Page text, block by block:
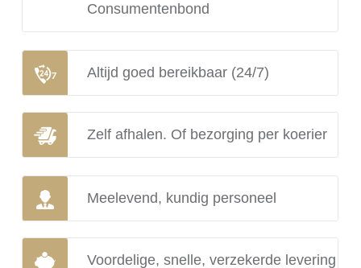
Consumentenbond
Altijd goed bereikbaar (24/7)
Zelf afhalen. Of bezorging per koerier
Meelevend, kundig personeel
Voordelige, snelle, verzekerde levering